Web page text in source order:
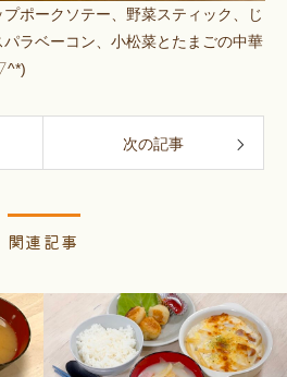
ポークソテー、野菜スティック、じ
ラベーコン、小松菜とたまごの中華
次の記事
関連記事